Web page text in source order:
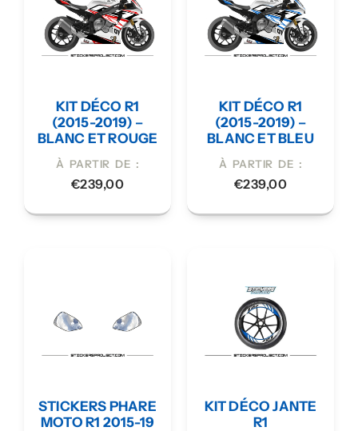
KIT DÉCO R1
(2015-2019) –
BLANC ET ROUGE
À PARTIR DE :
€239,00
KIT DÉCO R1
(2015-2019) –
BLANC ET BLEU
À PARTIR DE :
€239,00
STICKERS PHARE
MOTO R1 2015-19
KIT DÉCO JANTE
R1